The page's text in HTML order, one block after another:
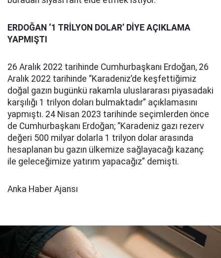
ERDOĞAN ‘1 TRİLYON DOLAR’ DİYE AÇIKLAMA
YAPMIŞTI
26 Aralık 2022 tarihinde Cumhurbaşkanı Erdoğan, 26
Aralık 2022 tarihinde “Karadeniz’de keşfettiğimiz
doğal gazın bugünkü rakamla uluslararası piyasadaki
karşılığı 1 trilyon doları bulmaktadır” açıklamasını
yapmıştı. 24 Nisan 2023 tarihinde seçimlerden önce
de Cumhurbaşkanı Erdoğan; “Karadeniz gazı rezerv
değeri 500 milyar dolarla 1 trilyon dolar arasında
hesaplanan bu gazın ülkemize sağlayacağı kazanç
ile geleceğimize yatırım yapacağız” demişti.
Anka Haber Ajansı